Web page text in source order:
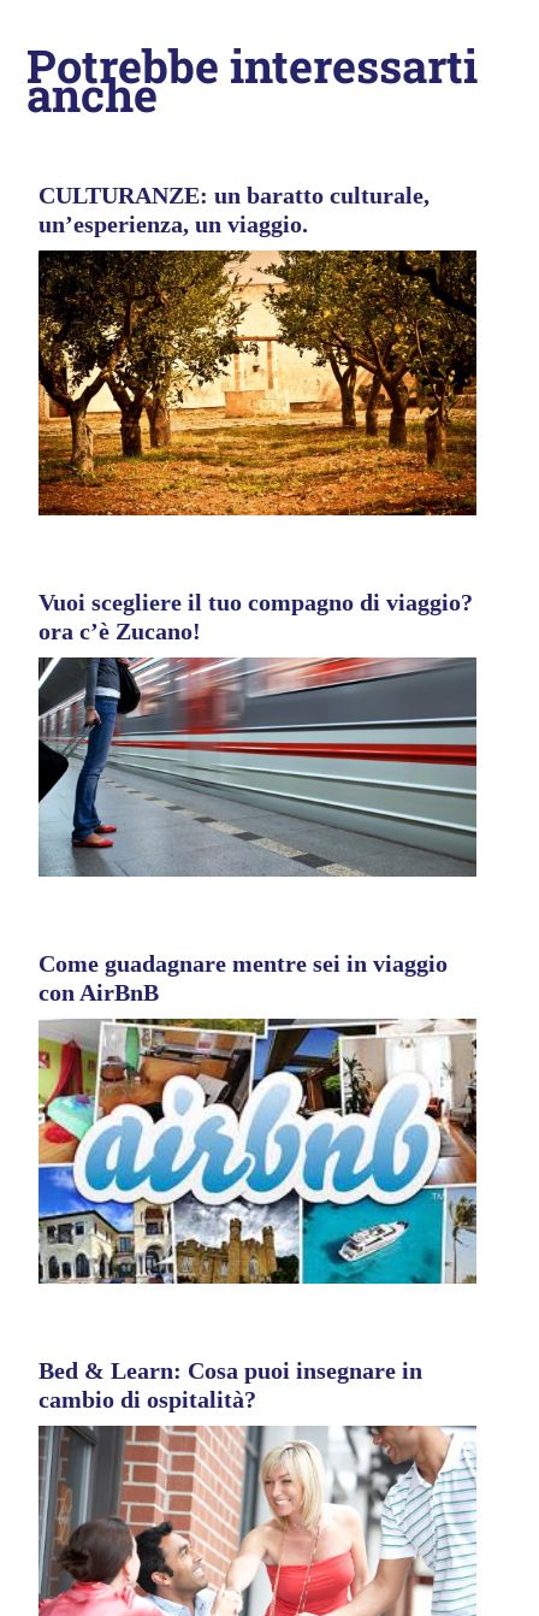
Potrebbe interessarti
anche
CULTURANZE: un baratto culturale,
un’esperienza, un viaggio.
Vuoi scegliere il tuo compagno di viaggio?
ora c’è Zucano!
Come guadagnare mentre sei in viaggio
con AirBnB
Bed & Learn: Cosa puoi insegnare in
cambio di ospitalità?